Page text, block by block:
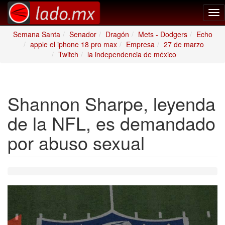
Semana Santa
Senador Dragón Mets - Dodgers
Echo
apple el iphone 18 pro max
Empresa
27 de marzo
Twitch
la independencia de méxico
Shannon Sharpe, leyenda
de la NFL, es demandado
por abuso sexual